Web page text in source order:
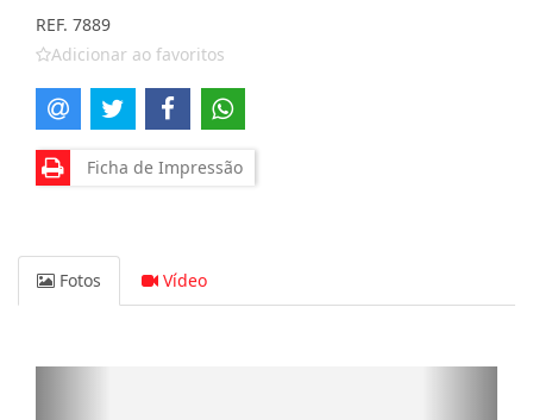
REF. 7889
Adicionar ao favoritos
Ficha de Impressão
Fotos Vídeo